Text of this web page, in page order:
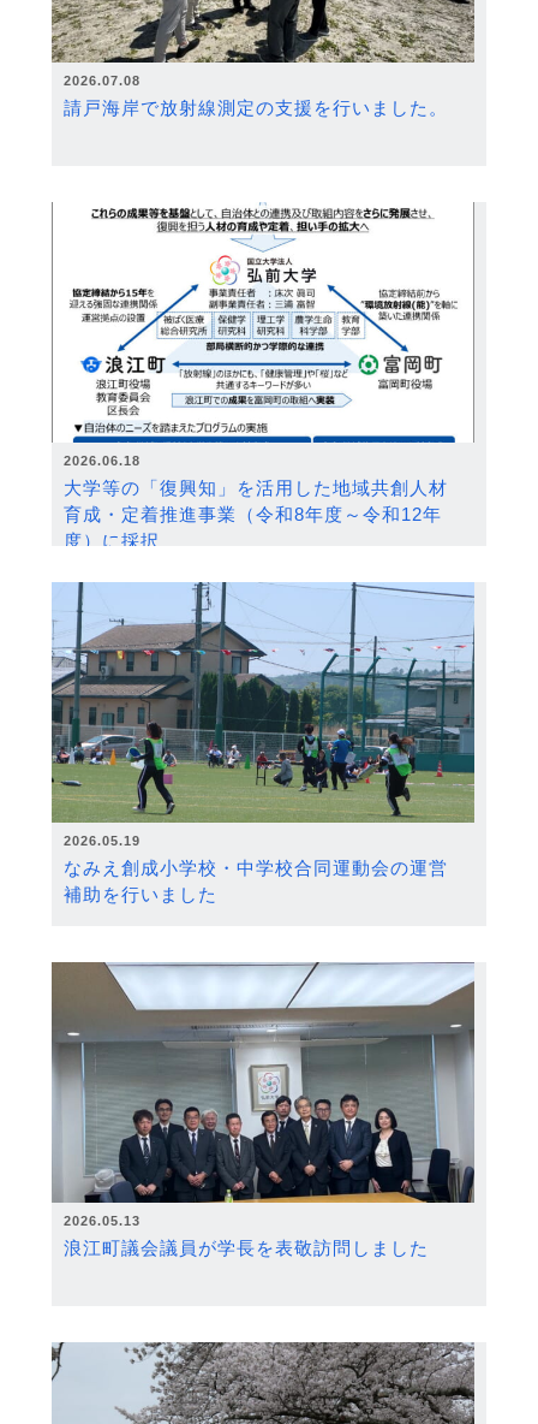
2026.07.08
請戸海岸で放射線測定の支援を行いました。
2026.06.18
大学等の「復興知」を活用した地域共創人材
育成・定着推進事業（令和8年度～令和12年
度）に採択
2026.05.19
なみえ創成小学校・中学校合同運動会の運営
補助を行いました
2026.05.13
浪江町議会議員が学長を表敬訪問しました